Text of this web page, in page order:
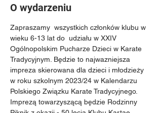
O wydarzeniu
Zapraszamy  wszystkich członków klubu w
wieku 6-13 lat do  udziału w XXIV
Ogólnopolskim Pucharze Dzieci w Karate
Tradycyjnym. Będzie to najwazniejsza
impreza skierowana dla dzieci i młodzieży
w roku szkolnym 2023/24 w Kalendarzu
Polskiego Związku Karate Tradycyjnego.
Imprezą towarzyszącą będzie Rodzinny